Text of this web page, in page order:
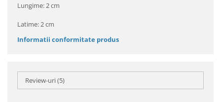
Lungime: 2 cm
Latime: 2 cm
Informatii conformitate produs
Review-uri(5)